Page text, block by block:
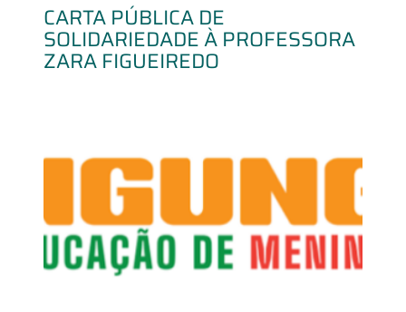
CARTA PÚBLICA DE
SOLIDARIEDADE À PROFESSORA
ZARA FIGUEIREDO